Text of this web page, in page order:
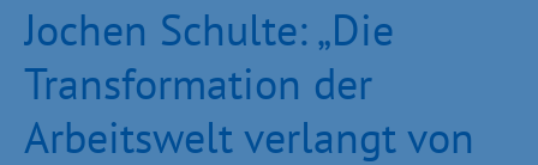
Jochen Schulte: „Die
Transformation der
Arbeitswelt verlangt von